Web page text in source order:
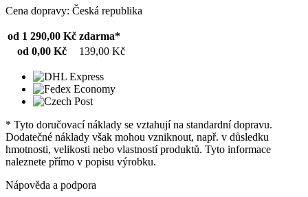
Cena dopravy: Česká republika
od 1 290,00 Kč zdarma*
od 0,00 Kč
139,00 Kč
* Tyto doručovací náklady se vztahují na standardní dopravu.
Dodatečné náklady však mohou vzniknout, např. v důsledku
hmotnosti, velikosti nebo vlastností produktů. Tyto informace
naleznete přímo v popisu výrobku.
Nápověda a podpora